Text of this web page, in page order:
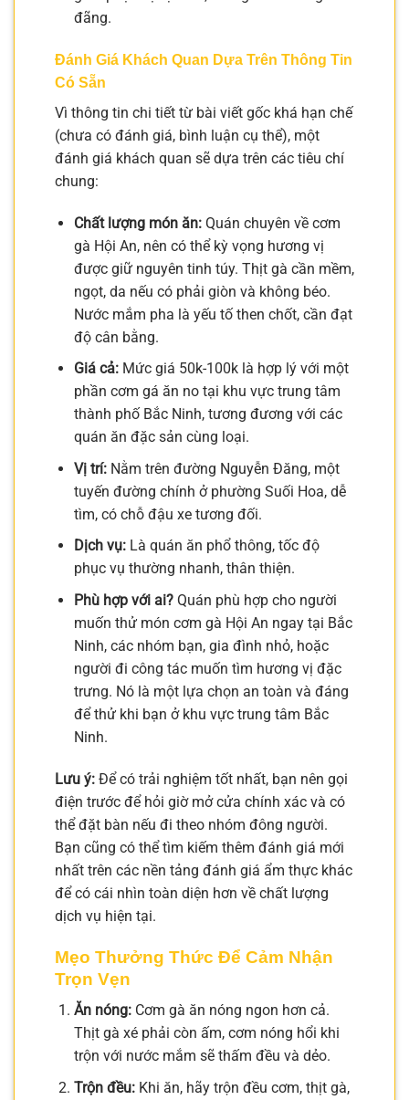
đãng.
Đánh Giá Khách Quan Dựa Trên Thông Tin
Có Sẵn
Vì thông tin chi tiết từ bài viết gốc khá hạn chế
(chưa có đánh giá, bình luận cụ thể), một
đánh giá khách quan sẽ dựa trên các tiêu chí
chung:
Chất lượng món ăn:Quán chuyên về cơm
gà Hội An, nên có thể kỳ vọng hương vị
được giữ nguyên tinh túy. Thịt gà cần mềm,
ngọt, da nếu có phải giòn và không béo.
Nước mắm pha là yếu tố then chốt, cần đạt
độ cân bằng.
Giá cả:Mức giá 50k-100k là hợp lý với một
phần cơm gá ăn no tại khu vực trung tâm
thành phố Bắc Ninh, tương đương với các
quán ăn đặc sản cùng loại.
Vị trí:Nằm trên đường Nguyễn Đăng, một
tuyến đường chính ở phường Suối Hoa, dễ
tìm, có chỗ đậu xe tương đối.
Dịch vụ:Là quán ăn phổ thông, tốc độ
phục vụ thường nhanh, thân thiện.
Phù hợp với ai?Quán phù hợp cho người
muốn thử món cơm gà Hội An ngay tại Bắc
Ninh, các nhóm bạn, gia đình nhỏ, hoặc
người đi công tác muốn tìm hương vị đặc
trưng. Nó là một lựa chọn an toàn và đáng
để thử khi bạn ở khu vực trung tâm Bắc
Ninh.
Lưu ý: Để có trải nghiệm tốt nhất, bạn nên gọi
điện trước để hỏi giờ mở cửa chính xác và có
thể đặt bàn nếu đi theo nhóm đông người.
Bạn cũng có thể tìm kiếm thêm đánh giá mới
nhất trên các nền tảng đánh giá ẩm thực khác
để có cái nhìn toàn diện hơn về chất lượng
dịch vụ hiện tại.
Mẹo Thưởng Thức Để Cảm Nhận
Trọn Vẹn
Ăn nóng:Cơm gà ăn nóng ngon hơn cả.
Thịt gà xé phải còn ấm, cơm nóng hổi khi
trộn với nước mắm sẽ thấm đều và dẻo.
Trộn đều:Khi ăn, hãy trộn đều cơm, thịt gà,